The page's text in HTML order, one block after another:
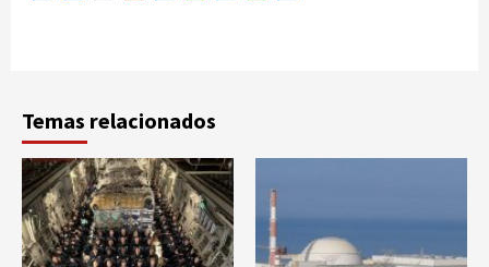
Temas relacionados